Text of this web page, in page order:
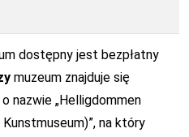
dostępny jest bezpłatny
muzeum znajduje się
nazwie „Helligdommen
na który